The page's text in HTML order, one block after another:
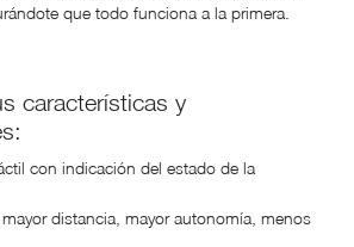
que todo funciona a la primera.
características y
con indicación del estado de la
distancia, mayor autonomía, menos